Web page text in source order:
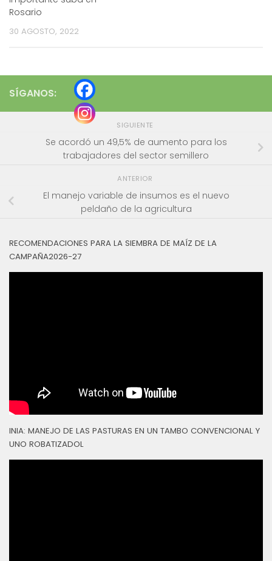
Rosario
30 AGOSTO, 2022
SÍGANOS:
SIGUIENTE
Se acordó un 49,5% de aumento para los
trabajadores del sector semillero
ANTERIOR
El manejo variable de insumos es el nuevo
peldaño de la agricultura
RECOMENDACIONES PARA LA SIEMBRA DE MAÍZ DE LA
CAMPAÑA2026-27
INIA: MANEJO DE LAS PASTURAS EN UN TAMBO CONVENCIONAL Y
UNO ROBATIZADOL